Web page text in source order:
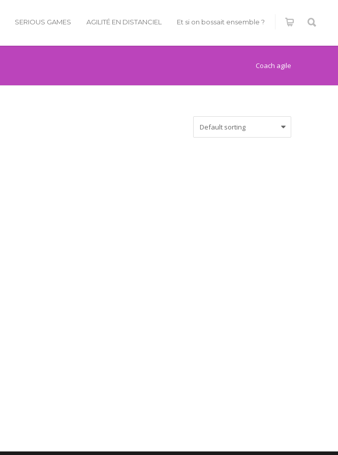
SERIOUS GAMES AGILITÉ EN DISTANCIEL Et si on bossait ensemble ?
Coach agile